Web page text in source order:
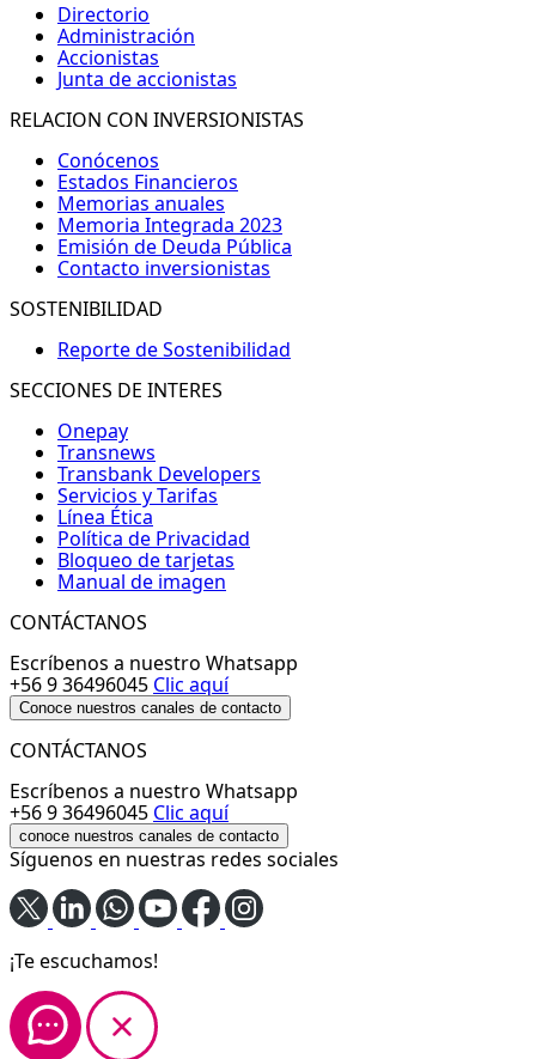
Directorio
Administración
Accionistas
Junta de accionistas
RELACION CON INVERSIONISTAS
Conócenos
Estados Financieros
Memorias anuales
Memoria Integrada 2023
Emisión de Deuda Pública
Contacto inversionistas
SOSTENIBILIDAD
Reporte de Sostenibilidad
SECCIONES DE INTERES
Onepay
Transnews
Transbank Developers
Servicios y Tarifas
Línea Ética
Política de Privacidad
Bloqueo de tarjetas
Manual de imagen
CONTÁCTANOS
Escríbenos a nuestro Whatsapp
+56 9 36496045 Clic aquí
Conoce nuestros canales de contacto
CONTÁCTANOS
Escríbenos a nuestro Whatsapp
+56 9 36496045 Clic aquí
conoce nuestros canales de contacto
Síguenos en nuestras redes sociales
¡Te escuchamos!